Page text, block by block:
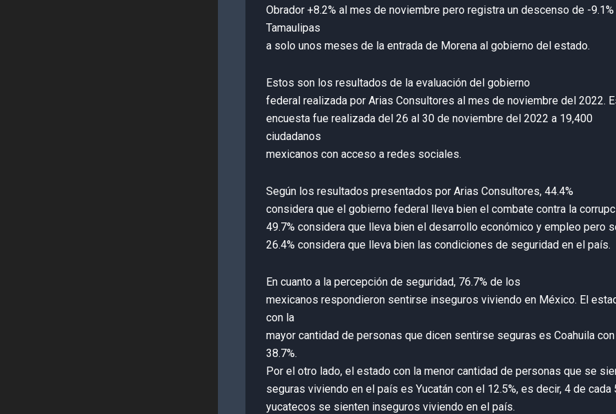
Obrador +8.2% al mes de noviembre pero registra un descenso de -9.1%
Tamaulipas
a solo unos meses de la entrada de Morena al gobierno del estado.
Estos son los resultados de la evaluación del gobierno
federal realizada por Arias Consultores al mes de noviembre del 2022.
encuesta fue realizada del 26 al 30 de noviembre del 2022 a 19,400
ciudadanos
mexicanos con acceso a redes sociales.
Según los resultados presentados por Arias Consultores, 44.4%
considera que el gobierno federal lleva bien el combate contra la
49.7% considera que lleva bien el desarrollo económico y empleo pero
26.4% considera que lleva bien las condiciones de seguridad en el país.
En cuanto a la percepción de seguridad, 76.7% de los
mexicanos respondieron sentirse inseguros viviendo en México. El
con la
mayor cantidad de personas que dicen sentirse seguras es Coahuila
38.7%.
Por el otro lado, el estado con la menor cantidad de personas que se
seguras viviendo en el país es Yucatán con el 12.5%, es decir, 4 de cada
yucatecos se sienten inseguros viviendo en el país.